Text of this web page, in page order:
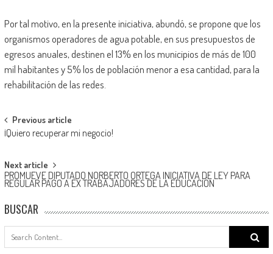
Por tal motivo, en la presente iniciativa, abundó, se propone que los
organismos operadores de agua potable, en sus presupuestos de
egresos anuales, destinen el 13% en los municipios de más de 100
mil habitantes y 5% los de población menor a esa cantidad, para la
rehabilitación de las redes.
Post
navigation
Previous article
¡Quiero recuperar mi negocio!
Next article
PROMUEVE DIPUTADO NORBERTO ORTEGA INICIATIVA DE LEY PARA
REGULAR PAGO A EX TRABAJADORES DE LA EDUCACIÓN
BUSCAR
Search
for: